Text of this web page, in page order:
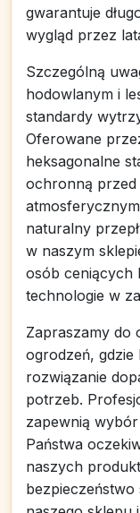
gwarantuje
wygląd przez
Szczególną
hodowlanym i
standardy
Oferowane
heksagonalne
ochronną przed
naturalny
w naszym
osób ceniących
technologie w
Zapraszamy do
ogrodzeń, gdzie
rozwiązanie
potrzeb.
zapewnią
Państwa
naszych